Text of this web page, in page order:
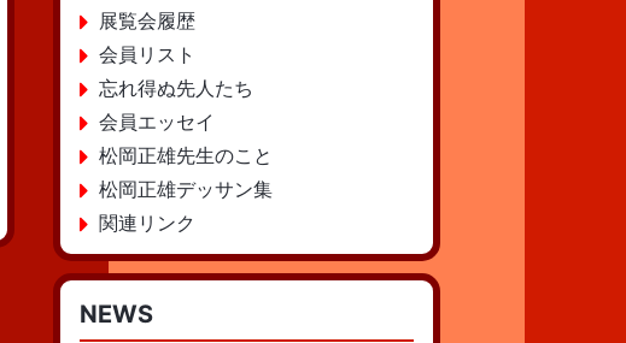
展覧会履歴
会員リスト
忘れ得ぬ先人たち
会員エッセイ
松岡正雄先生のこと
松岡正雄デッサン集
関連リンク
NEWS